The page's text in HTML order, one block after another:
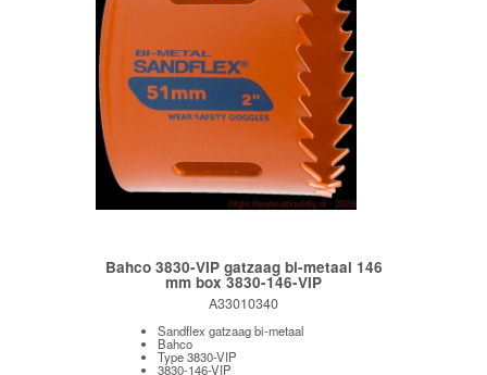
Bahco 3830-VIP gatzaag bi-metaal 146
mm box 3830-146-VIP
A33010340
Sandflex gatzaag bi-metaal
Bahco
Type 3830-VIP
3830-146-VIP